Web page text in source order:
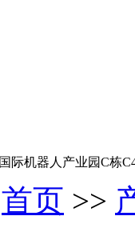
际机器人产业园C栋
首页 >>